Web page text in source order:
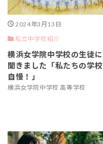
2024年3月13日
私立中学校紹介
横浜女学院中学校の生徒に
聞きました「私たちの学校
自慢！」
横浜女学院中学校 高等学校